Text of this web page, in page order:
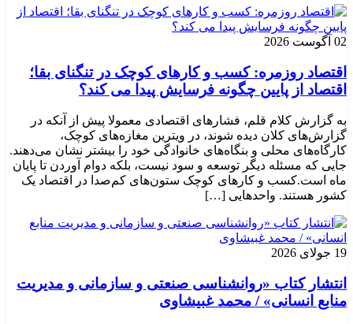
02 آگوست 2026
اقتصاد روزمره: کسب‌ و کارهای کوچک در تنگنای بقا؛
اقتصاد از پایین چگونه فرسایش پیدا می کند؟
به گزارش کلام قلم، فشارهای اقتصادی معمولا پیش از آنکه در
گزارش‌های کلان دیده شوند، در ویترین مغازه‌های کوچک،
کارگاه‌های محلی و بنگاه‌های خانوادگی خود را بیشتر نشان می‌دهند.
جایی که مسئله دیگر توسعه و سود نیست، بلکه دوام آوردن تا پایان
ماه است.کسب‌ و کارهای کوچک ستون‌های کم‌صدا در اقتصاد یک
کشور هستند. واحدهایی […]
19 جولای 2026
انتشار کتاب «روانشناسی صنعتی و سازمانی و مدیریت
منابع انسانی» / محمد غبیشاوی